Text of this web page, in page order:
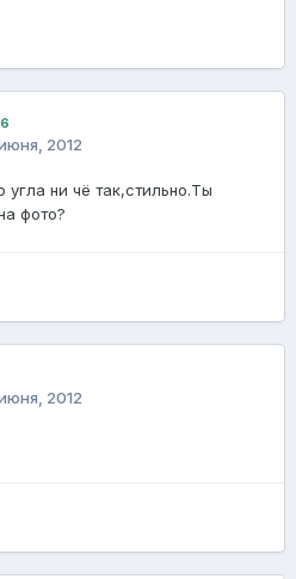
2012
ни чё так,стильно.Ты
фото?
2012